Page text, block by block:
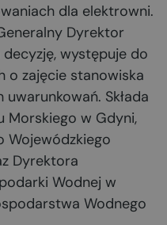
dla elektrowni.
Dyrektor
występuje do
o zajęcie stanowiska
Składa
Morskiego w Gdyni,
Wojewódzkiego
Dyrektora
Wodnej w
Wodnego